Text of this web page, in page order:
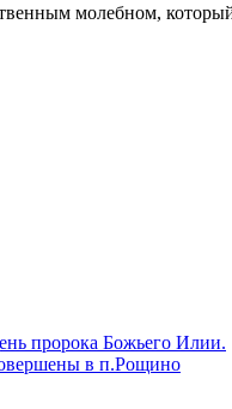
молебном,
пророка Божьего Илии.
в п.Рощино